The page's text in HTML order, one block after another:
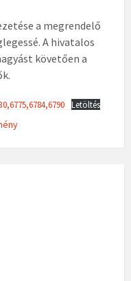
a megrendelő
A hivatalos
követően a
Letöltés